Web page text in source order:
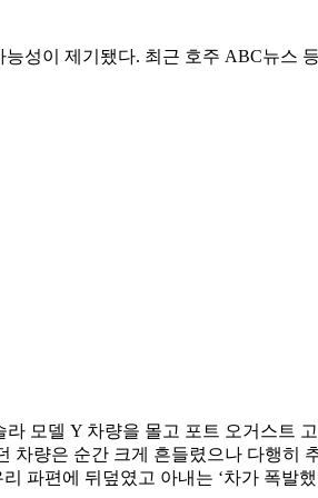
성이 제기됐다. 최근 호주 ABC뉴스
모델 Y 차량을 몰고 포트 오거스트
량은 순간 크게 흔들렸으나 다행히
파편에 뒤덮였고 아내는 ‘차가 폭발